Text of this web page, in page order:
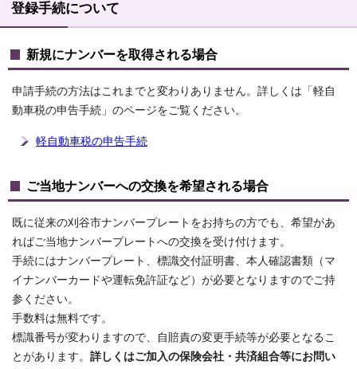
登録手続について
新規にナンバーを取得される場合
申請手続の方法はこれまでと変わりありません。詳しくは「軽自
動車税の申告手続」のページをご覧ください。
軽自動車税の申告手続
ご当地ナンバーへの交換を希望される場合
既に従来の刈谷市ナンバープレートをお持ちの方でも、希望があ
ればご当地ナンバープレートへの交換を受け付けます。
手続にはナンバープレート、標識交付証明書、本人確認書類（マ
イナンバーカードや運転免許証など）が必要となりますのでご持
参ください。
手数料は無料です。
標識番号が変わりますので、自賠責の変更手続等が必要となるこ
とがあります。 詳しくはご加入の保険会社・共済組合等にお問い